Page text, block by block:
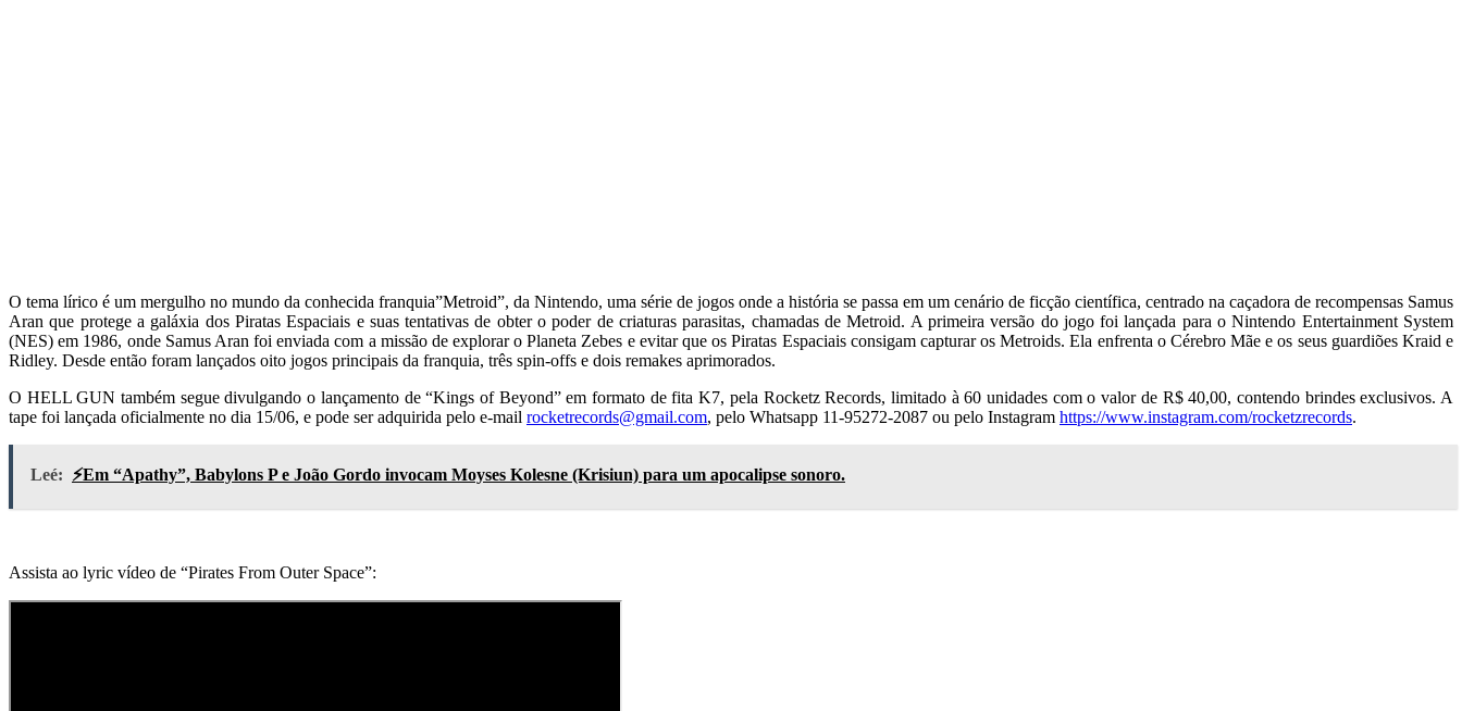
O tema lírico é um mergulho no mundo da conhecida franquia”Metroid”, da Nintendo, uma série de jogos onde a história se passa em um cenário de ficção científica, centrado na caçadora de recompensas Samus
Aran que protege a galáxia dos Piratas Espaciais e suas tentativas de obter o poder de criaturas parasitas, chamadas de Metroid. A primeira versão do jogo foi lançada para o Nintendo Entertainment System
(NES) em 1986, onde Samus Aran foi enviada com a missão de explorar o Planeta Zebes e evitar que os Piratas Espaciais consigam capturar os Metroids. Ela enfrenta o Cérebro Mãe e os seus guardiões Kraid e
Ridley. Desde então foram lançados oito jogos principais da franquia, três spin-offs e dois remakes aprimorados.
O HELL GUN também segue divulgando o lançamento de “Kings of Beyond” em formato de fita K7, pela Rocketz Records, limitado à 60 unidades com o valor de R$ 40,00, contendo brindes exclusivos. A
tape foi lançada oficialmente no dia 15/06, e pode ser adquirida pelo e-mail rocketrecords@gmail.com, pelo Whatsapp 11-95272-2087 ou pelo Instagram https://www.instagram.com/rocketzrecords.
Leé: ⚡Em “Apathy”, Babylons P e João Gordo invocam Moyses Kolesne (Krisiun) para um apocalipse sonoro.
Assista ao lyric vídeo de “Pirates From Outer Space”: